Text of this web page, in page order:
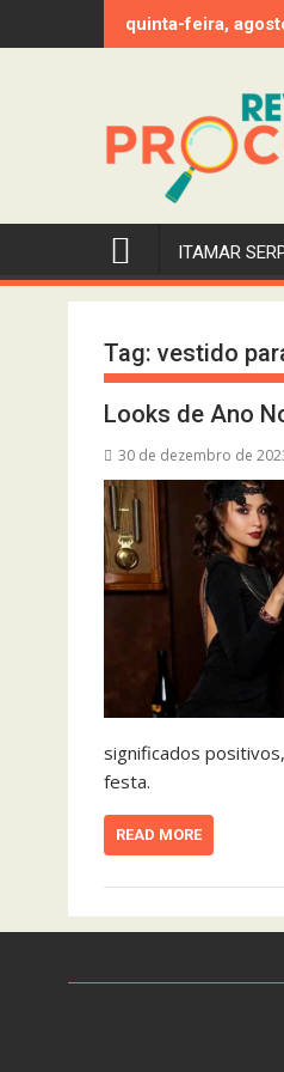
to
quinta-feira,
ITAMAR
Tag: vestido
Looks de Ano
30 de dezembro de
significados
festa.
READ MORE